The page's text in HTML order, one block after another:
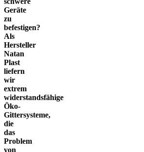
Geräte
zu
befestigen?
Als
Hersteller
Natan
Plast
liefern
wir
extrem
widerstandsfähige
Öko-
Gittersysteme,
die
das
Problem
von